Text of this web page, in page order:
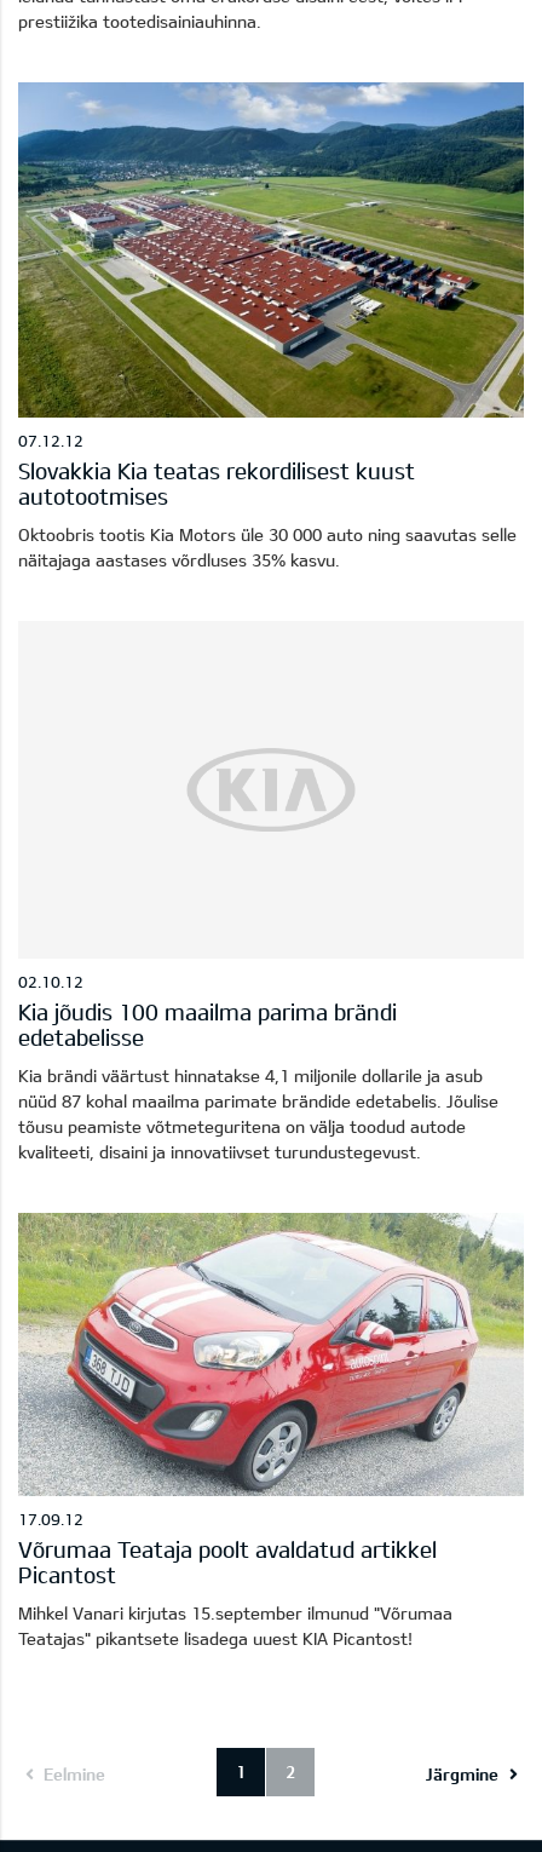
prestiižika tootedisainiauhinna.
07.12.12
Slovakkia Kia teatas rekordilisest kuust
autotootmises
Oktoobris tootis Kia Motors üle 30 000 auto ning saavutas selle
näitajaga aastases võrdluses 35% kasvu.
02.10.12
Kia jõudis 100 maailma parima brändi
edetabelisse
Kia brändi väärtust hinnatakse 4,1 miljonile dollarile ja asub
nüüd 87 kohal maailma parimate brändide edetabelis. Jõulise
tõusu peamiste võtmeteguritena on välja toodud autode
kvaliteeti, disaini ja innovatiivset turundustegevust.
17.09.12
Võrumaa Teataja poolt avaldatud artikkel
Picantost
Mihkel Vanari kirjutas 15.september ilmunud "Võrumaa
Teatajas" pikantsete lisadega uuest KIA Picantost!
Eelmine Järgmine
1 2